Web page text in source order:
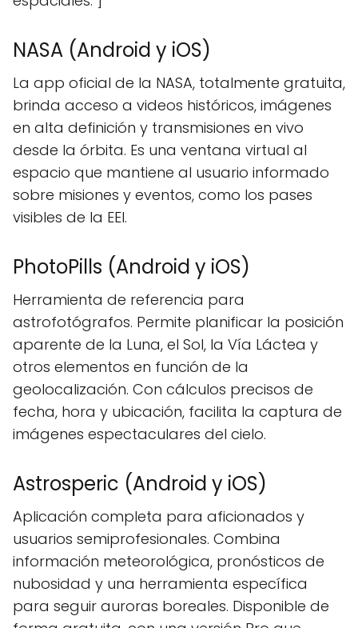
NASA (Android y iOS)
La app oficial de la NASA, totalmente gratuita,
brinda acceso a videos históricos, imágenes
en alta definición y transmisiones en vivo
desde la órbita. Es una ventana virtual al
espacio que mantiene al usuario informado
sobre misiones y eventos, como los pases
visibles de la EEI.
PhotoPills (Android y iOS)
Herramienta de referencia para
astrofotógrafos. Permite planificar la posición
aparente de la Luna, el Sol, la Vía Láctea y
otros elementos en función de la
geolocalización. Con cálculos precisos de
fecha, hora y ubicación, facilita la captura de
imágenes espectaculares del cielo.
Astrosperic (Android y iOS)
Aplicación completa para aficionados y
usuarios semiprofesionales. Combina
información meteorológica, pronósticos de
nubosidad y una herramienta específica
para seguir auroras boreales. Disponible de